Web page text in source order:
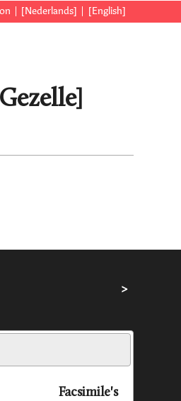
[Nederlands] [English]
>
Facsimile's